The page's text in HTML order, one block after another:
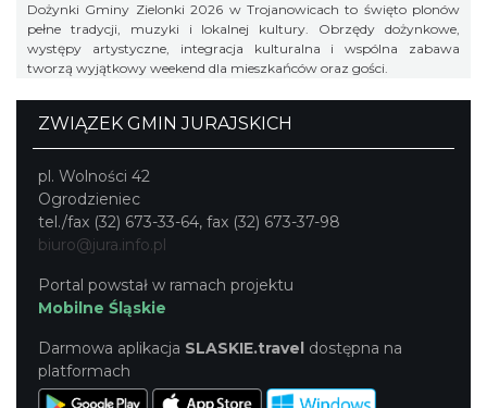
Dożynki Gminy Zielonki 2026 w Trojanowicach to święto plonów
pełne tradycji, muzyki i lokalnej kultury. Obrzędy dożynkowe,
występy artystyczne, integracja kulturalna i wspólna zabawa
tworzą wyjątkowy weekend dla mieszkańców oraz gości.
ZWIĄZEK GMIN JURAJSKICH
pl. Wolności 42
Ogrodzieniec
tel./fax (32) 673-33-64, fax (32) 673-37-98
biuro@jura.info.pl
Portal powstał w ramach projektu
Mobilne Śląskie
Darmowa aplikacja SLASKIE.travel dostępna na
platformach